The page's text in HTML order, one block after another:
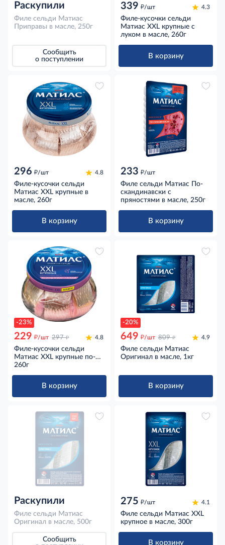
Раскупили
Филе сельди Матиас
Приправы в масле, 250г
Сообщить
о поступлении
339 д/шт 4.3
Филе-кусочки сельди
Матиас XXL крупные с
луком в масле, 260г
В корзину
296 д/шт 4.8
Филе-кусочки сельди
Матиас XXL крупные в
масле, 260г
В корзину
233 д/шт
Филе сельди Матиас По-
скандинавски с
пряностями в масле, 250г
В корзину
-23%
229 д/шт 297 д 4.8
Филе-кусочки сельди
Матиас XXL крупные по-
скандинавски с клюквой,
260г
В корзину
-20%
649 д/шт 809 д 4.9
Филе сельди Матиас
Оригинал в масле, 1кг
В корзину
Раскупили
Филе сельди Матиас
Оригинал в масле, 500г
Сообщить
275 д/шт 4.1
Филе сельди Матиас XXL
крупное в масле, 300г
В корзину